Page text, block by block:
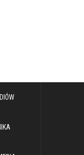
a jak w drugą to
Marta Bryła,